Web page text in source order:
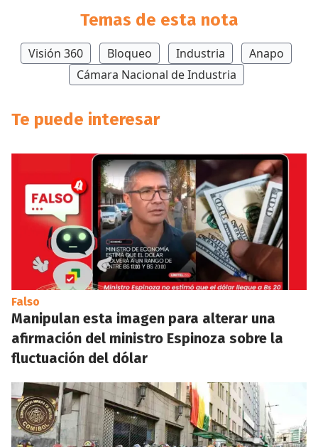
Temas de esta nota
Visión 360 Bloqueo Industria
Anapo
Cámara Nacional de Industria
Te puede interesar
Falso
Manipulan esta imagen para alterar una
afirmación del ministro Espinoza sobre la
fluctuación del dólar